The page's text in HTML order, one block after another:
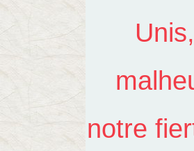
notre